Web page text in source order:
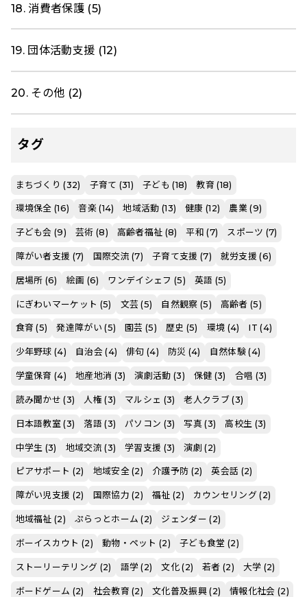
18. 消費者保護 (5)
19. 団体活動支援 (12)
20. その他 (2)
タグ
まちづくり (32) 子育て (31) 子ども (18) 教育 (18)
環境保全 (16) 音楽 (14) 地域活動 (13) 健康 (12) 農業 (9)
子ども会 (9) 芸術 (8) 高齢者福祉 (8) 平和 (7) スポーツ (7)
障がい者支援 (7) 国際交流 (7) 子育て支援 (7) 就労支援 (6)
居場所 (6) 絵画 (6) ワンデイシェフ (5) 英語 (5)
にぎわいマーケット (5) 文芸 (5) 自然観察 (5) 高齢者 (5)
食育 (5) 発達障がい (5) 園芸 (5) 歴史 (5) 環境 (4) IT (4)
少年野球 (4) 自治会 (4) 俳句 (4) 防災 (4) 自然体験 (4)
学童保育 (4) 地産地消 (3) 演劇活動 (3) 保健 (3) 合唱 (3)
読み聞かせ (3) 人権 (3) マルシェ (3) 老人クラブ (3)
日本語教室 (3) 落語 (3) パソコン (3) 写真 (3) 高校生 (3)
中学生 (3) 地域交流 (3) 学習支援 (3) 演劇 (2)
ピアサポート (2) 地域安全 (2) 介護予防 (2) 英会話 (2)
障がい児支援 (2) 国際協力 (2) 福祉 (2) カウンセリング (2)
地域福祉 (2) ぷらっとホーム (2) ジェンダー (2)
ボーイスカウト (2) 動物・ペット (2) 子ども食堂 (2)
ストーリーテリング (2) 語学 (2) 文化 (2) 若者 (2) 大学 (2)
ボードゲーム (2) 社会教育 (2) 文化普及振興 (2) 情報化社会 (2)